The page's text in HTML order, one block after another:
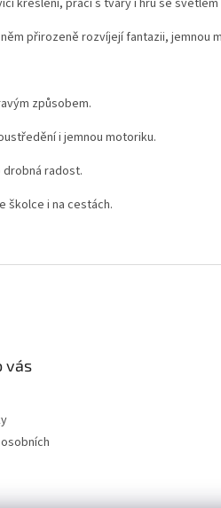
přirozeně rozvíjejí fantazii, jemnou
způsobem.
i jemnou motoriku.
drobná radost.
školce i na cestách.
vás